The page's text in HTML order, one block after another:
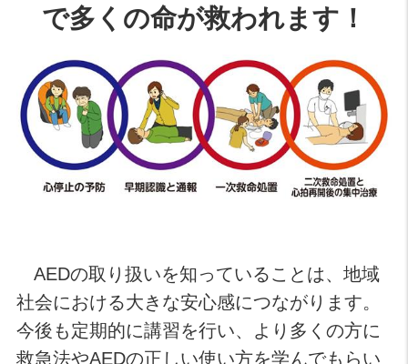
で多くの命が救われます！
AEDの取り扱いを知っていることは、地域
社会における大きな安心感につながります。
今後も定期的に講習を行い、より多くの方に
救急法やAEDの正しい使い方を学んでもらい